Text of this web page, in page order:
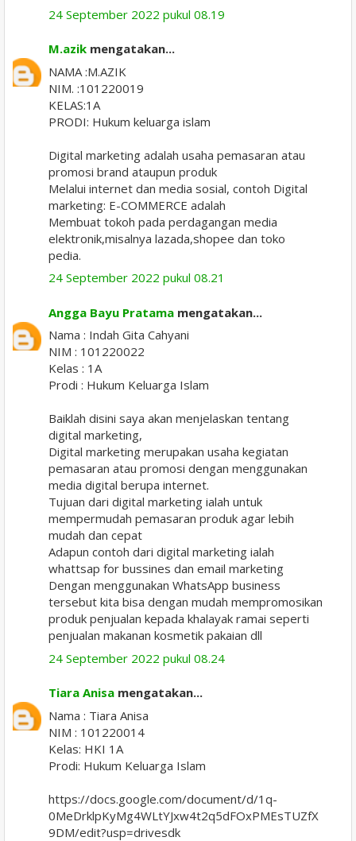
24 September 2022 pukul 08.19
M.azik mengatakan...
NAMA :M.AZIK
NIM. :101220019
KELAS:1A
PRODI: Hukum keluarga islam
Digital marketing adalah usaha pemasaran atau
promosi brand ataupun produk
Melalui internet dan media sosial, contoh Digital
marketing: E-COMMERCE adalah
Membuat tokoh pada perdagangan media
elektronik,misalnya lazada,shopee dan toko
pedia.
24 September 2022 pukul 08.21
Angga Bayu Pratama mengatakan...
Nama : Indah Gita Cahyani
NIM : 101220022
Kelas : 1A
Prodi : Hukum Keluarga Islam
Baiklah disini saya akan menjelaskan tentang
digital marketing,
Digital marketing merupakan usaha kegiatan
pemasaran atau promosi dengan menggunakan
media digital berupa internet.
Tujuan dari digital marketing ialah untuk
mempermudah pemasaran produk agar lebih
mudah dan cepat
Adapun contoh dari digital marketing ialah
whattsap for bussines dan email marketing
Dengan menggunakan WhatsApp business
tersebut kita bisa dengan mudah mempromosikan
produk penjualan kepada khalayak ramai seperti
penjualan makanan kosmetik pakaian dll
24 September 2022 pukul 08.24
Tiara Anisa mengatakan...
Nama : Tiara Anisa
NIM : 101220014
Kelas: HKI 1A
Prodi: Hukum Keluarga Islam
https://docs.google.com/document/d/1q-
0MeDrklpKyMg4WLtYJxw4t2q5dFOxPMEsTUZfX
9DM/edit?usp=drivesdk